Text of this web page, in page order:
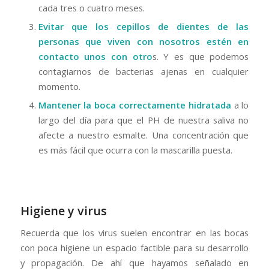
cada tres o cuatro meses.
Evitar que los cepillos de dientes de las
personas que viven con nosotros estén en
contacto unos con otros. Y es que podemos
contagiarnos de bacterias ajenas en cualquier
momento.
Mantener la boca correctamente hidratada a lo
largo del día para que el PH de nuestra saliva no
afecte a nuestro esmalte. Una concentración que
es más fácil que ocurra con la mascarilla puesta.
Higiene y virus
Recuerda que los virus suelen encontrar en las bocas
con poca higiene un espacio factible para su desarrollo
y propagación. De ahí que hayamos señalado en